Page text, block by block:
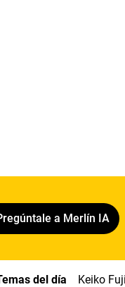
a Merlín IA
del día Keiko